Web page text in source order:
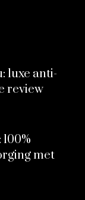
luxe anti-
review
met